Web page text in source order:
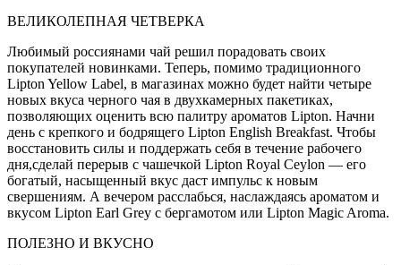
ВЕЛИКОЛЕПНАЯ ЧЕТВЕРКА
Любимый россиянами чай решил порадовать своих
покупателей новинками. Теперь, помимо традиционного
Lipton Yellow Label, в магазинах можно будет найти четыре
новых вкуса черного чая в двухкамерных пакетиках,
позволяющих оценить всю палитру ароматов Lipton. Начни
день с крепкого и бодрящего Lipton English Breakfast. Чтобы
восстановить силы и поддержать себя в течение рабочего
дня,сделай перерыв с чашечкой Lipton Royal Ceylon — его
богатый, насыщенный вкус даст импульс к новым
свершениям. А вечером расслабься, наслаждаясь ароматом и
вкусом Lipton Earl Grey с бергамотом или Lipton Magic Aroma.
ПОЛЕЗНО И ВКУСНО